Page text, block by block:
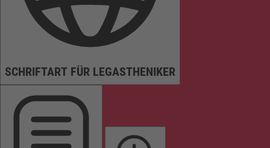
SCHRIFTART FÜR LEGASTHENIKER